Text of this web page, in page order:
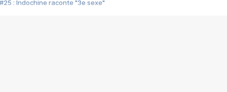
#25 : Indochine raconte "3e sexe"